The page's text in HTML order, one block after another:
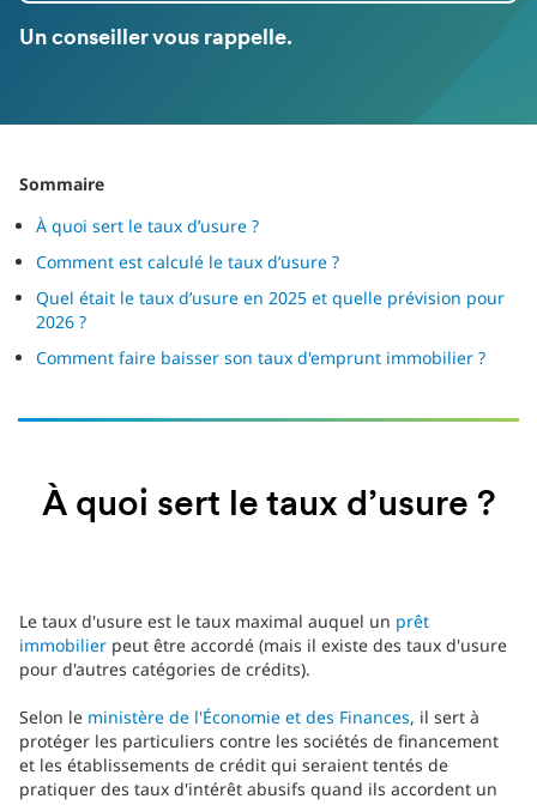
Un conseiller vous rappelle.
Sommaire
À quoi sert le taux d’usure ?
Comment est calculé le taux d’usure ?
Quel était le taux d’usure en 2025 et quelle prévision pour
2026 ?
Comment faire baisser son taux d'emprunt immobilier ?
À quoi sert le taux d’usure ?
Le taux d'usure est le taux maximal auquel un prêt
immobilier peut être accordé (mais il existe des taux d'usure
pour d'autres catégories de crédits).
Selon le ministère de l'Économie et des Finances, il sert à
protéger les particuliers contre les sociétés de financement
et les établissements de crédit qui seraient tentés de
pratiquer des taux d'intérêt abusifs quand ils accordent un